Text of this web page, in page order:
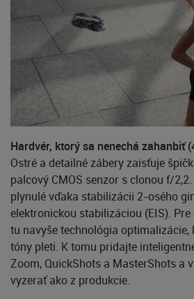
Hardvér, ktorý sa nenechá zahanbiť
Ostré a detailné zábery zaisťuje
palcový CMOS senzor s clonou f/
plynulé vďaka stabilizácii 2-osého
elektronickou stabilizáciou (EIS).
tu navyše technológia optimalizácie,
tóny pleti. K tomu pridajte
Zoom, QuickShots a MasterShots a
vyzerať ako z produkcie.